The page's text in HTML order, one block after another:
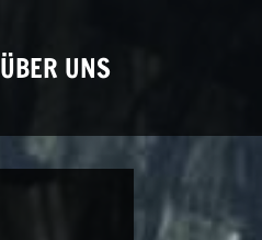
ÜBER UNS